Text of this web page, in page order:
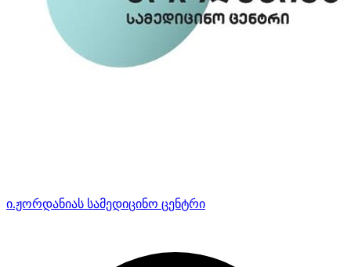
ი.ჟორდანიას სამედიცინო ცენტრი